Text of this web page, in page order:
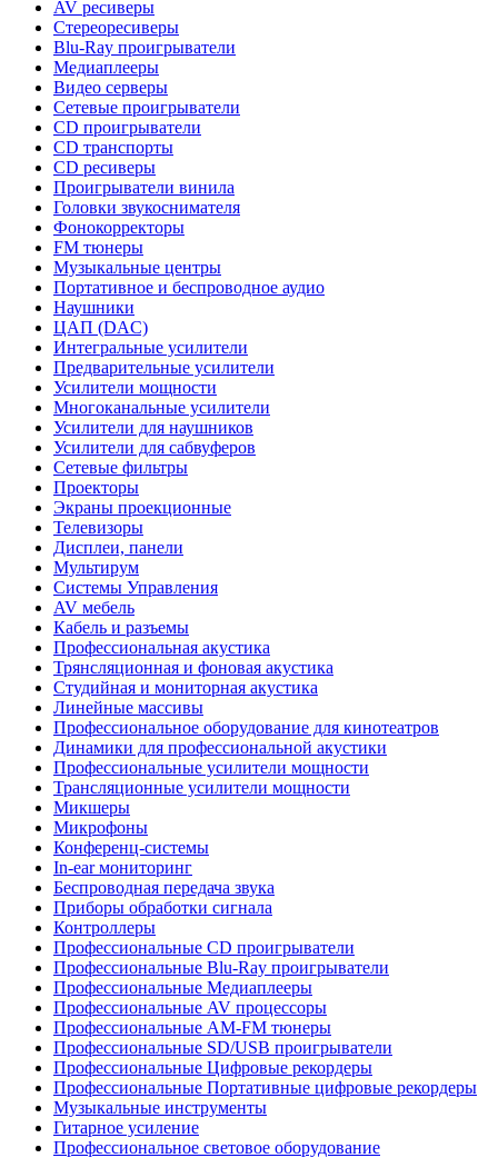
AV ресиверы
Стереоресиверы
Blu-Ray проигрыватели
Медиаплееры
Видео серверы
Сетевые проигрыватели
CD проигрыватели
CD транспорты
CD ресиверы
Проигрыватели винила
Головки звукоснимателя
Фонокорректоры
FM тюнеры
Музыкальные центры
Портативное и беспроводное аудио
Наушники
ЦАП (DAC)
Интегральные усилители
Предварительные усилители
Усилители мощности
Многоканальные усилители
Усилители для наушников
Усилители для сабвуферов
Сетевые фильтры
Проекторы
Экраны проекционные
Телевизоры
Дисплеи, панели
Мультирум
Системы Управления
AV мебель
Кабель и разъемы
Профессиональная акустика
Трянсляционная и фоновая акустика
Студийная и мониторная акустика
Линейные массивы
Профессиональное оборудование для кинотеатров
Динамики для профессиональной акустики
Профессиональные усилители мощности
Трансляционные усилители мощности
Микшеры
Микрофоны
Конференц-системы
In-ear мониторинг
Беспроводная передача звука
Приборы обработки сигнала
Контроллеры
Профессиональные СD проигрыватели
Профессиональные Blu-Ray проигрыватели
Профессиональные Медиаплееры
Профессиональные AV процессоры
Профессиональные AM-FM тюнеры
Профессиональные SD/USB проигрыватели
Профессиональные Цифровые рекордеры
Профессиональные Портативные цифровые рекордеры
Музыкальные инструменты
Гитарное усиление
Профессиональное световое оборудование